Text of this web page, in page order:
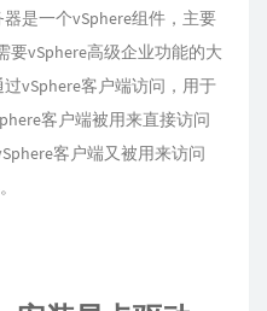
是一个vSphere组件，主要
要vSphere高级企业功能的大
vSphere客户端访问，用于
客户端被用来直接访问
客户端又被用来访问